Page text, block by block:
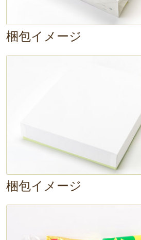
になるのも美味しい！
梱包イメージ
梱包イメージ